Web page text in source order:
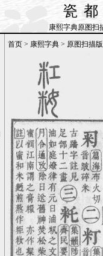
瓷
康熙字典原图扫
首页 > 康熙字典 > 原图扫描版